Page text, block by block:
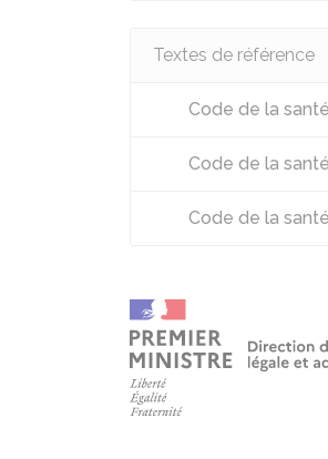
Textes de référence
Code de la
Code de la
Code de la